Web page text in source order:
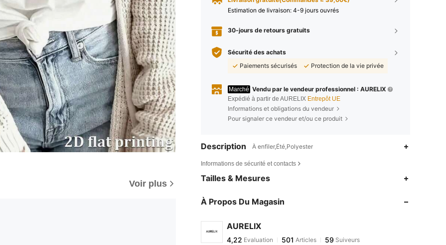
Voir plus
Estimation de livraison: 4-9 jours ouvrés
30-jours de retours gratuits
Sécurité des achats
Paiements sécurisés
Protection de la vie privée
Marché Vendu par le vendeur professionnel : AURELIX
Expédié à partir de AURELIX Entrepôt UE
Informations et obligations du vendeur
Pour signaler ce vendeur et/ou ce produit
Description À enfiler,Été,Polyester
Informations de sécurité et contacts
Tailles & Mesures
À Propos Du Magasin
AURELIX
4,22 Evaluation 501 Articles 59 Suiveurs